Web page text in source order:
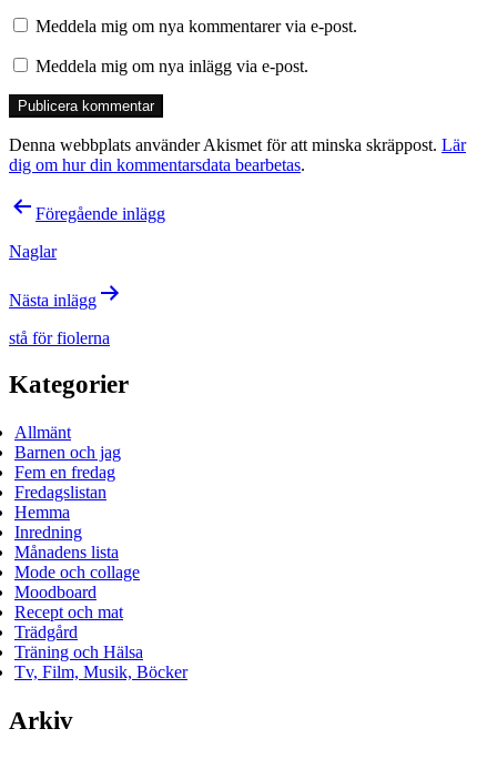
Meddela mig om nya kommentarer via e-post.
Meddela mig om nya inlägg via e-post.
Denna webbplats använder Akismet för att minska skräppost. Lär
dig om hur din kommentarsdata bearbetas.
Inläggsnavigering
Föregående inlägg
Naglar
Nästa inlägg
stå för fiolerna
Kategorier
Allmänt
Barnen och jag
Fem en fredag
Fredagslistan
Hemma
Inredning
Månadens lista
Mode och collage
Moodboard
Recept och mat
Trädgård
Träning och Hälsa
Tv, Film, Musik, Böcker
Arkiv